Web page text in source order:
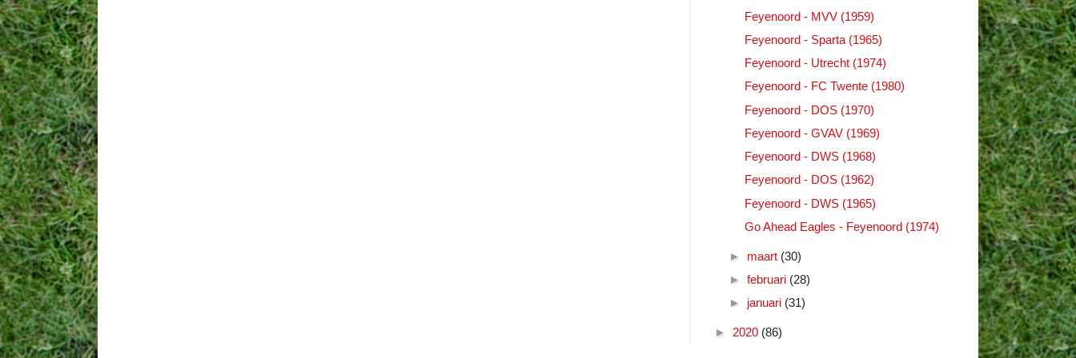
Feyenoord - MVV (1959)
Feyenoord - Sparta (1965)
Feyenoord - Utrecht (1974)
Feyenoord - FC Twente (1980)
Feyenoord - DOS (1970)
Feyenoord - GVAV (1969)
Feyenoord - DWS (1968)
Feyenoord - DOS (1962)
Feyenoord - DWS (1965)
Go Ahead Eagles - Feyenoord (1974)
► maart (30)
► februari (28)
► januari (31)
► 2020 (86)